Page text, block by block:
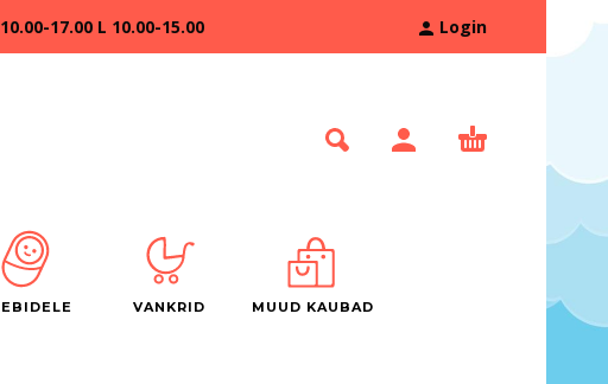
17.00 L 10.00-15.00 Login
VANKRID MUUD KAUBAD